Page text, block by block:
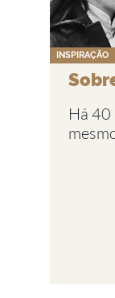
INSPIRAÇÃO
Há 40